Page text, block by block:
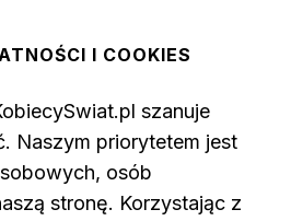
I COOKIES
szanuje
Naszym priorytetem jest
osób
stronę. Korzystając z